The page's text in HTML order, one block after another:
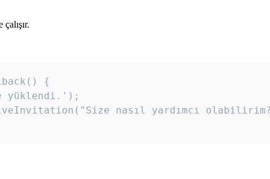
{
yüklendi.');
nasıl yardımcı